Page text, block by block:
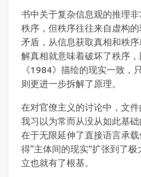
书中关于复杂信息观的推理
秩序，但秩序往往来自虚构
矛盾，从信息获取真相和秩
解真相就意味着破坏了秩序
《1984》描绘的现实一致，
则更进一步拆解了原理。
在对官僚主义的讨论中，文
我习以为常而从没从如此基
在于无限延伸了直接语言承
得“主体间的现实”扩张到了
立也就有了根基。